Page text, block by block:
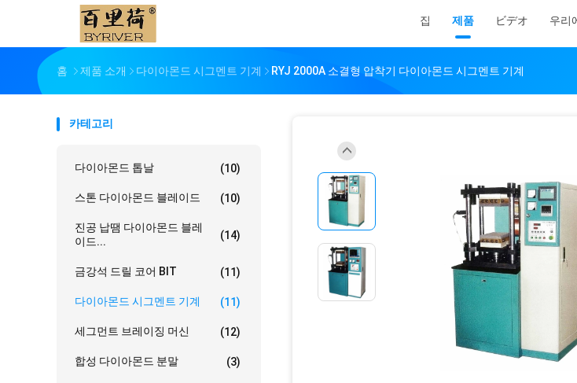
집 제품 ビデオ 우리
홈 제품 소개 다이아몬드 시그멘트 기계 RYJ 2000A 소결형 압착기 다이아몬드 시그멘트 기계
카테고리
다이아몬드 톱날 (10)
스톤 다이아몬드 블레이드 (10)
진공 납땜 다이아몬드 블레
이드...
(14)
금강석 드릴 코어 BIT (11)
다이아몬드 시그멘트 기계 (11)
세그먼트 브레이징 머신 (12)
합성 다이아몬드 분말 (3)